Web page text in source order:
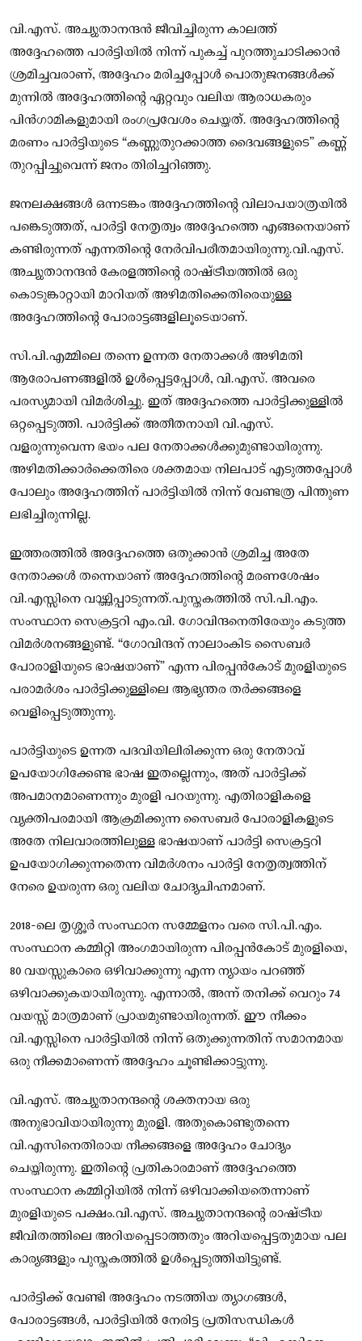
വി.എസ്. അച്യുതാനന്ദൻ ജീവിച്ചിരുന്ന കാലത്ത്
അദ്ദേഹത്തെ പാർട്ടിയിൽ നിന്ന് പുകച്ച് പുറത്തുചാടിക്കാൻ
ശ്രമിച്ചവരാണ്, അദ്ദേഹം മരിച്ചപ്പോൾ പൊതുജനങ്ങൾക്ക്
മുന്നിൽ അദ്ദേഹത്തിന്റെ ഏറ്റവും വലിയ ആരാധകരും
പിൻഗാമികളുമായി രംഗപ്രവേശം ചെയ്തത്. അദ്ദേഹത്തിന്റെ
മരണം പാർട്ടിയുടെ “കണ്ണുതുറക്കാത്ത ദൈവങ്ങളുടെ” കണ്ണ്
തുറപ്പിച്ചുവെന്ന് ജനം തിരിച്ചറിഞ്ഞു.
ജനലക്ഷങ്ങൾ ഒന്നടങ്കം അദ്ദേഹത്തിന്റെ വിലാപയാത്രയിൽ
പങ്കെടുത്തത്, പാർട്ടി നേതൃത്വം അദ്ദേഹത്തെ എങ്ങനെയാണ്
കണ്ടിരുന്നത് എന്നതിന്റെ നേർവിപരീതമായിരുന്നു.വി.എസ്.
അച്യുതാനന്ദൻ കേരളത്തിന്റെ രാഷ്ട്രീയത്തിൽ ഒരു
കൊടുങ്കാറ്റായി മാറിയത് അഴിമതിക്കെതിരെയുള്ള
അദ്ദേഹത്തിന്റെ പോരാട്ടങ്ങളിലൂടെയാണ്.
സി.പി.എമ്മിലെ തന്നെ ഉന്നത നേതാക്കൾ അഴിമതി
ആരോപണങ്ങളിൽ ഉൾപ്പെട്ടപ്പോൾ, വി.എസ്. അവരെ
പരസ്യമായി വിമർശിച്ചു. ഇത് അദ്ദേഹത്തെ പാർട്ടിക്കുള്ളിൽ
ഒറ്റപ്പെടുത്തി. പാർട്ടിക്ക് അതീതനായി വി.എസ്.
വളരുന്നുവെന്ന ഭയം പല നേതാക്കൾക്കുമുണ്ടായിരുന്നു.
അഴിമതിക്കാർക്കെതിരെ ശക്തമായ നിലപാട് എടുത്തപ്പോൾ
പോലും അദ്ദേഹത്തിന് പാർട്ടിയിൽ നിന്ന് വേണ്ടത്ര പിന്തുണ
ലഭിച്ചിരുന്നില്ല.
ഇത്തരത്തിൽ അദ്ദേഹത്തെ ഒതുക്കാൻ ശ്രമിച്ച അതേ
നേതാക്കൾ തന്നെയാണ് അദ്ദേഹത്തിന്റെ മരണശേഷം
വി.എസ്സിനെ വാഴ്ത്തിപ്പാടുന്നത്.പുസ്തകത്തിൽ സി.പി.എം.
സംസ്ഥാന സെക്രട്ടറി എം.വി. ഗോവിന്ദനെതിരേയും കടുത്ത
വിമർശനങ്ങളുണ്ട്. “ഗോവിന്ദന് നാലാംകിട സൈബർ
പോരാളിയുടെ ഭാഷയാണ്” എന്ന പിരപ്പൻകോട് മുരളിയുടെ
പരാമർശം പാർട്ടിക്കുള്ളിലെ ആഭ്യന്തര തർക്കങ്ങളെ
വെളിപ്പെടുത്തുന്നു.
പാർട്ടിയുടെ ഉന്നത പദവിയിലിരിക്കുന്ന ഒരു നേതാവ്
ഉപയോഗിക്കേണ്ട ഭാഷ ഇതല്ലെന്നും, അത് പാർട്ടിക്ക്
അപമാനമാണെന്നും മുരളി പറയുന്നു. എതിരാളികളെ
വ്യക്തിപരമായി ആക്രമിക്കുന്ന സൈബർ പോരാളികളുടെ
അതേ നിലവാരത്തിലുള്ള ഭാഷയാണ് പാർട്ടി സെക്രട്ടറി
ഉപയോഗിക്കുന്നതെന്ന വിമർശനം പാർട്ടി നേതൃത്വത്തിന്
നേരെ ഉയരുന്ന ഒരു വലിയ ചോദ്യചിഹ്നമാണ്.
2018-ലെ തൃശ്ശൂർ സംസ്ഥാന സമ്മേളനം വരെ സി.പി.എം.
സംസ്ഥാന കമ്മിറ്റി അംഗമായിരുന്ന പിരപ്പൻകോട് മുരളിയെ,
80 വയസ്സുകാരെ ഒഴിവാക്കുന്നു എന്ന ന്യായം പറഞ്ഞ്
ഒഴിവാക്കുകയായിരുന്നു. എന്നാൽ, അന്ന് തനിക്ക് വെറും 74
വയസ്സ് മാത്രമാണ് പ്രായമുണ്ടായിരുന്നത്. ഈ നീക്കം
വി.എസ്സിനെ പാർട്ടിയിൽ നിന്ന് ഒതുക്കുന്നതിന് സമാനമായ
ഒരു നീക്കമാണെന്ന് അദ്ദേഹം ചൂണ്ടിക്കാട്ടുന്നു.
വി.എസ്. അച്യുതാനന്ദന്റെ ശക്തനായ ഒരു
അനുഭാവിയായിരുന്നു മുരളി. അതുകൊണ്ടുതന്നെ
വി.എസിനെതിരായ നീക്കങ്ങളെ അദ്ദേഹം ചോദ്യം
ചെയ്തിരുന്നു. ഇതിന്റെ പ്രതികാരമാണ് അദ്ദേഹത്തെ
സംസ്ഥാന കമ്മിറ്റിയിൽ നിന്ന് ഒഴിവാക്കിയതെന്നാണ്
മുരളിയുടെ പക്ഷം.വി.എസ്. അച്യുതാനന്ദന്റെ രാഷ്ട്രീയ
ജീവിതത്തിലെ അറിയപ്പെടാത്തതും അറിയപ്പെട്ടതുമായ പല
കാര്യങ്ങളും പുസ്തകത്തിൽ ഉൾപ്പെടുത്തിയിട്ടുണ്ട്.
പാർട്ടിക്ക് വേണ്ടി അദ്ദേഹം നടത്തിയ ത്യാഗങ്ങൾ,
പോരാട്ടങ്ങൾ, പാർട്ടിയിൽ നേരിട്ട പ്രതിസന്ധികൾ